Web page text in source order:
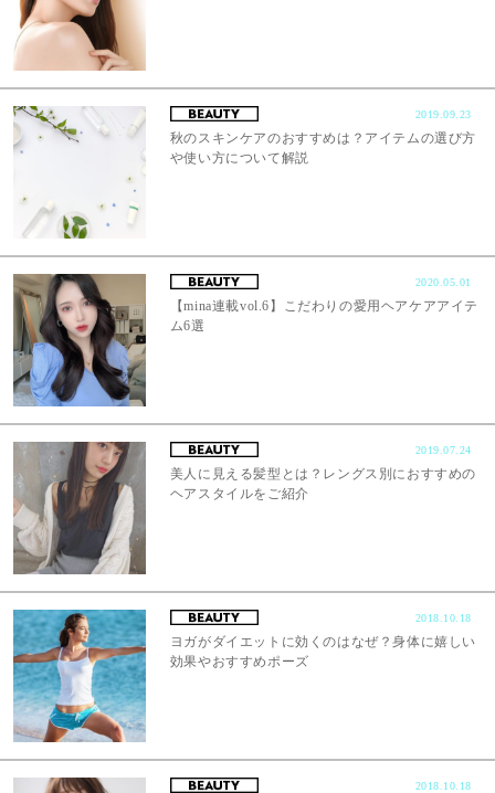
2019.09.23
秋のスキンケアのおすすめは？アイテムの選び方
や使い方について解説
2020.05.01
【mina連載vol.6】こだわりの愛用ヘアケアアイテ
ム6選
2019.07.24
美人に見える髪型とは？レングス別におすすめの
ヘアスタイルをご紹介
2018.10.18
ヨガがダイエットに効くのはなぜ？身体に嬉しい
効果やおすすめポーズ
2018.10.18